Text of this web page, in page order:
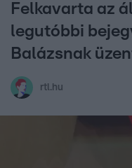
Felkavarta az
legutóbbi
Balázsnak
rtl.hu